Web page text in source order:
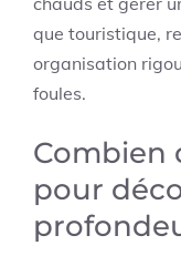
que touristique,
organisation
foules.
Combien
pour